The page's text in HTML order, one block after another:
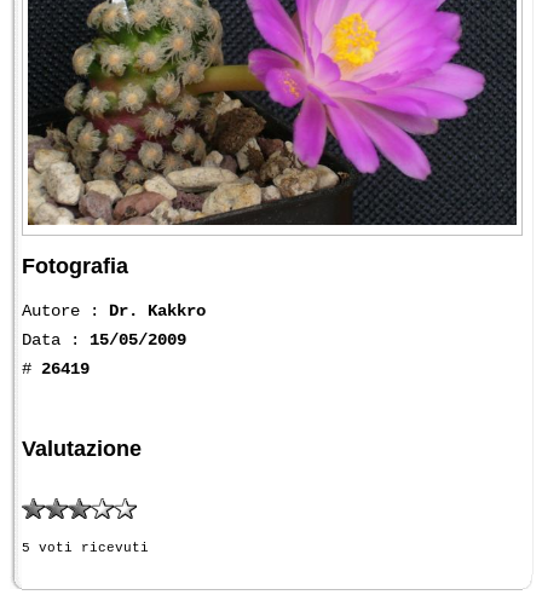
Fotografia
Autore : Dr. Kakkro
Data : 15/05/2009
# 26419
Valutazione
5 voti ricevuti